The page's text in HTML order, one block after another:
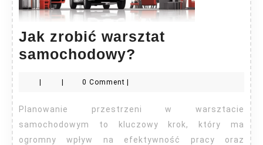
Jak zrobić warsztat
samochodowy?
samochodowy?
| | 0 Comment |
Planowanie przestrzeni w warsztacie
samochodowym to kluczowy krok, który ma
ogromny wpływ na efektywność pracy oraz